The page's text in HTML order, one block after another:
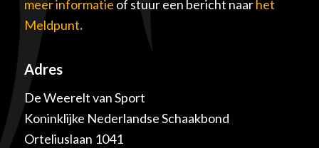
meer informatie of stuur een bericht naarhet
Meldpunt.
Adres
De Weerelt van Sport
Koninklijke Nederlandse Schaakbond
Orteliuslaan 1041